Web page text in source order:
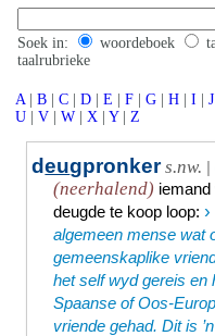
Soek in: woordeboek
taalrubrieke
A | B | C | D | E | F | G | H | I | J
U | V | W | X | Y | Z
deugpronker s.nw. |
(neerhalend)
deugde te koop loop:›
algemeen mense wat
gemeenskaplike
het self wyd gereis en
Spaanse of Oos-
vriende gehad. Dit is